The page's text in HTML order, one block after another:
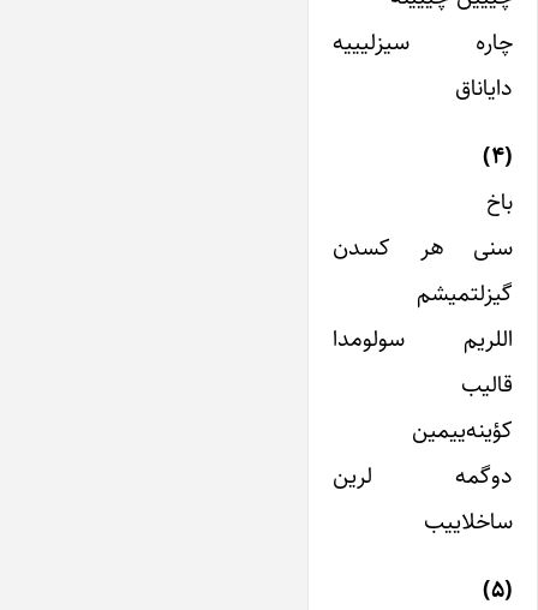
چاره سیزلیییه
دایاناق
(۴)
باخ
سنی هر کسدن
گیزلتمیشم
اللریم سولومدا
قالیب
کؤینه‌ییمین
دوگمه لرین
ساخلاییب
(۵)